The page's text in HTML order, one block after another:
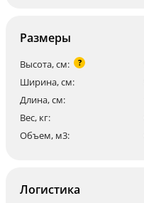
Размеры
Высота, см: ?
Ширина, см:
Длина, см:
Вес, кг:
Объем, м3:
Логистика